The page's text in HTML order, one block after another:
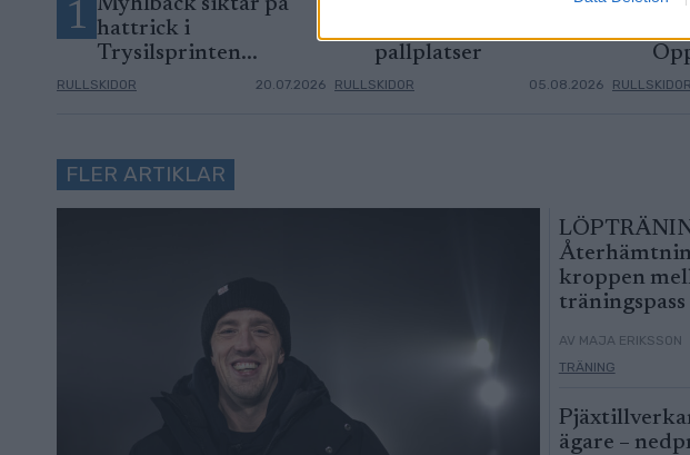
1 Myhlback siktar på
hattrick i
Trysilsprinten...
RULLSKIDOR 20.07.2026
Så gick det i Lysebotn
pallplatser
RULLSKIDOR 05.08.2026 RULLSKIDOR
FLER ARTIKLAR
kroppen
träningspass
AV MAJA ERIKSSON
TRÄNING
ägare –